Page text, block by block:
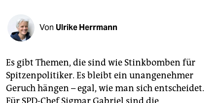
fragen & hilfe
abo
genossenschaft
Von Ulrike Herrmann
Es gibt Themen, die sind wie Stinkbomben für
Spitzenpolitiker. Es bleibt ein unangenehmer
Geruch hängen – egal, wie man sich entscheidet.